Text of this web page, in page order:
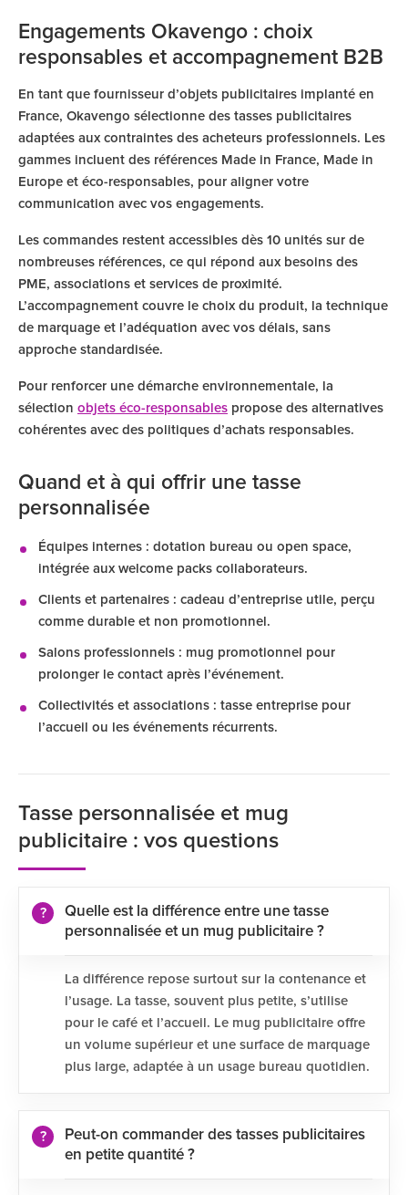
Engagements Okavengo : choix
responsables et accompagnement B2B
En tant que fournisseur d’objets publicitaires implanté en
France, Okavengo sélectionne des tasses publicitaires
adaptées aux contraintes des acheteurs professionnels. Les
gammes incluent des références Made in France, Made in
Europe et éco-responsables, pour aligner votre
communication avec vos engagements.
Les commandes restent accessibles dès 10 unités sur de
nombreuses références, ce qui répond aux besoins des
PME, associations et services de proximité.
L’accompagnement couvre le choix du produit, la technique
de marquage et l’adéquation avec vos délais, sans
approche standardisée.
Pour renforcer une démarche environnementale, la
sélection objets éco-responsables propose des alternatives
cohérentes avec des politiques d’achats responsables.
Quand et à qui offrir une tasse
personnalisée
Équipes internes : dotation bureau ou open space,
intégrée aux welcome packs collaborateurs.
Clients et partenaires : cadeau d’entreprise utile, perçu
comme durable et non promotionnel.
Salons professionnels : mug promotionnel pour
prolonger le contact après l’événement.
Collectivités et associations : tasse entreprise pour
l’accueil ou les événements récurrents.
Tasse personnalisée et mug
publicitaire : vos questions
Quelle est la différence entre une tasse
personnalisée et un mug publicitaire ?
La différence repose surtout sur la contenance et
l’usage. La tasse, souvent plus petite, s’utilise
pour le café et l’accueil. Le mug publicitaire offre
un volume supérieur et une surface de marquage
plus large, adaptée à un usage bureau quotidien.
Peut-on commander des tasses publicitaires
en petite quantité ?